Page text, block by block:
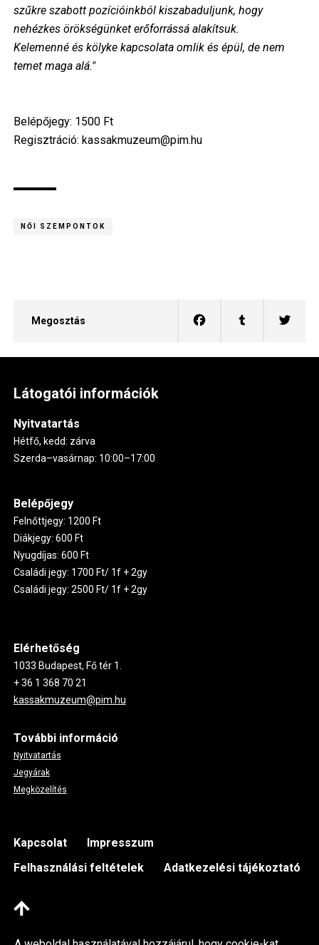
szűkre szabott pozícióinkból kiszabaduljunk, hogy
nehézkes örökségünket erőforrássá alakítsuk.
Kelemenné és kölyke kapcsolata omlik és épül, de nem
temet maga alá."
Belépőjegy: 1500 Ft
Regisztráció: kassakmuzeum@pim.hu
NŐI SZEMPONTOK
Megosztás
Látogatói információk
Nyitvatartás
Hétfő, kedd: zárva
Szerda–vasárnap: 10:00–17:00
Belépőjegy
Felnőttjegy: 1200 Ft
Diákjegy: 600 Ft
Nyugdíjas: 600 Ft
Családi jegy: 1700 Ft/ 1f + 2gy
Családi jegy: 2500 Ft/ 1f + 2gy
Elérhetőség
1033 Budapest, Fő tér 1.
+ 36 1 368 70 21
kassakmuzeum@pim.hu
További információ
Nyitvatartás
Jegyárak
Megközelítés
Footer
Kapcsolat
Impresszum
Felhasználási feltételek
Adatkezelési tájékoztató